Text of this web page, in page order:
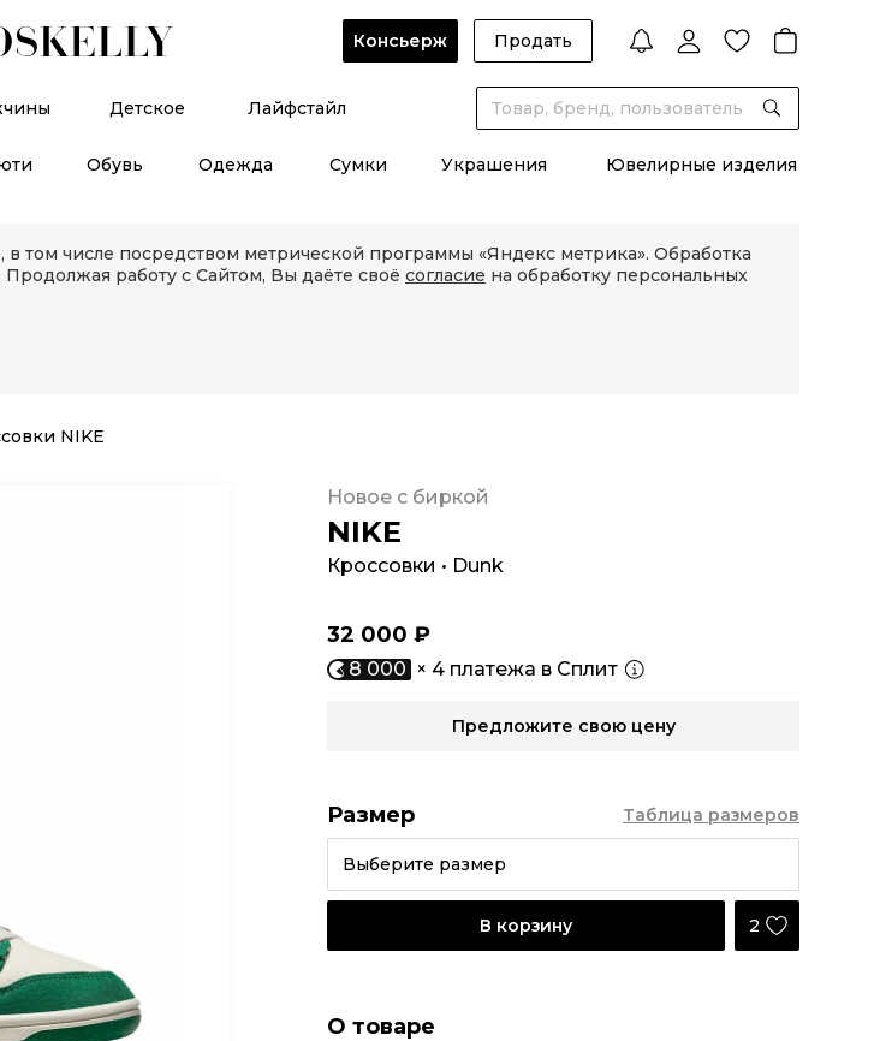
Консьерж Продать
Детское Лайфстайл
Обувь Одежда Сумки Украшения Ювелирные изделия
том числе посредством метрической программы «Яндекс метрика». Обработка
Продолжая работу с Сайтом, Вы даёте своё согласие на обработку персональных
NIKE
NIKE
Кроссовки • Dunk
Новое с биркой
32 000 ₽
8 000 × 4 платежа в Сплит
Предложите свою цену
Размер
Выберите размер
Таблица размеров
В корзину 2
О товаре